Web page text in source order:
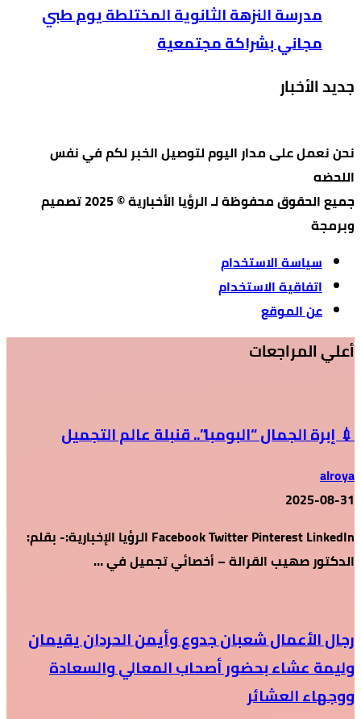
مدرسة النزهة الثانوية المختلطة يوم طبي
مجاني بشراكة مجتمعية
جديد الأخبار
نحن نعمل على مدار اليوم لتوصيل الخبر لكم في نفس
اللحضه
جميع الحقوق محفوظة لـ الرؤيا الأخبارية © 2025 تصميم
وبرمجة
سياسة الاستخدام
اتفاقية الاستخدام
عن الموقع
أعلي المراجعات
💉 إبرة الجمال “البومبا”.. قنبلة عالم التجميل
alroya
2025-08-31
Facebook Twitter Pinterest LinkedIn الرؤيا الإخبارية:- بقلم:
الدكتور صهيب القرالة – أخصائي تجميل في …
رجال الأعمال شعبان جدوع وأيمن الحردان يقيمان
وليمة عشاء بحضور أصحاب المعالي والسعادة
ووجهاء العشائر